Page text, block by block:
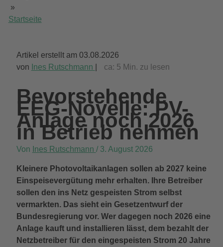
Startseite
»
Artikel erstellt am 03.08.2026
von Ines Rutschmann ca: 5 Min. zu lesen
Bevorstehende
EEG-Novelle: PV-
Anlage noch 2026
in Betrieb nehmen
Von Ines Rutschmann / 3. August 2026
Kleinere Photovoltaikanlagen sollen ab 2027 keine
Einspeisevergütung mehr erhalten. Ihre Betreiber
sollen den ins Netz gespeisten Strom selbst
vermarkten. Das sieht ein Gesetzentwurf der
Bundesregierung vor. Wer dagegen noch 2026 eine
Anlage kauft und installieren lässt, dem bezahlt der
Netzbetreiber für den eingespeisten Strom 20 Jahre